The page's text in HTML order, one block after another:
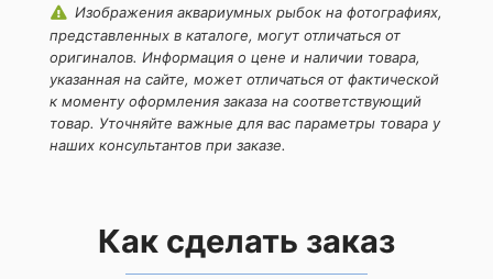
Изображения аквариумных рыбок на фотографиях,
представленных в каталоге, могут отличаться от
оригиналов. Информация о цене и наличии товара,
указанная на сайте, может отличаться от фактической
к моменту оформления заказа на соответствующий
товар. Уточняйте важные для вас параметры товара у
наших консультантов при заказе.
Как сделать заказ